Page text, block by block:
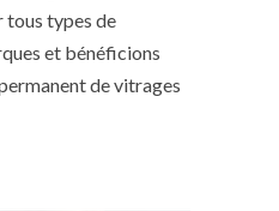
tous types de
et bénéficions
de vitrages